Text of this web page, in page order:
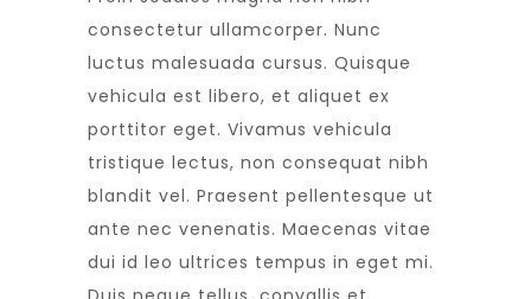
consectetur ullamcorper. Nunc
luctus malesuada cursus. Quisque
vehicula est libero, et aliquet ex
porttitor eget. Vivamus vehicula
tristique lectus, non consequat nibh
blandit vel. Praesent pellentesque ut
ante nec venenatis. Maecenas vitae
dui id leo ultrices tempus in eget mi.